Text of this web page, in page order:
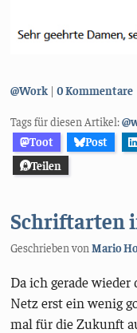
Kategorien:
@Work 0 Kommentare
Tags für diesen Artikel:
Toot
Post
Teilen
Schriftarten
Geschrieben vonMario
Da ich gerade
Netz erst ein wenig
mal für die Zukunft